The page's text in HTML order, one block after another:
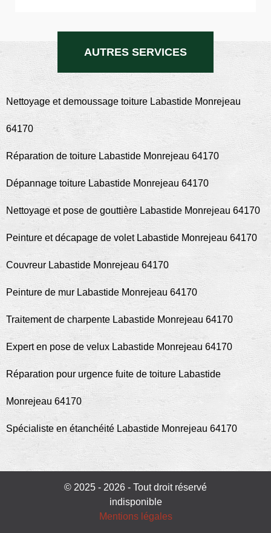
AUTRES SERVICES
Nettoyage et demoussage toiture Labastide Monrejeau
64170
Réparation de toiture Labastide Monrejeau 64170
Dépannage toiture Labastide Monrejeau 64170
Nettoyage et pose de gouttière Labastide Monrejeau 64170
Peinture et décapage de volet Labastide Monrejeau 64170
Couvreur Labastide Monrejeau 64170
Peinture de mur Labastide Monrejeau 64170
Traitement de charpente Labastide Monrejeau 64170
Expert en pose de velux Labastide Monrejeau 64170
Réparation pour urgence fuite de toiture Labastide
Monrejeau 64170
Spécialiste en étanchéité Labastide Monrejeau 64170
© 2025 - 2026 - Tout droit réservé
indisponible
Mentions légales